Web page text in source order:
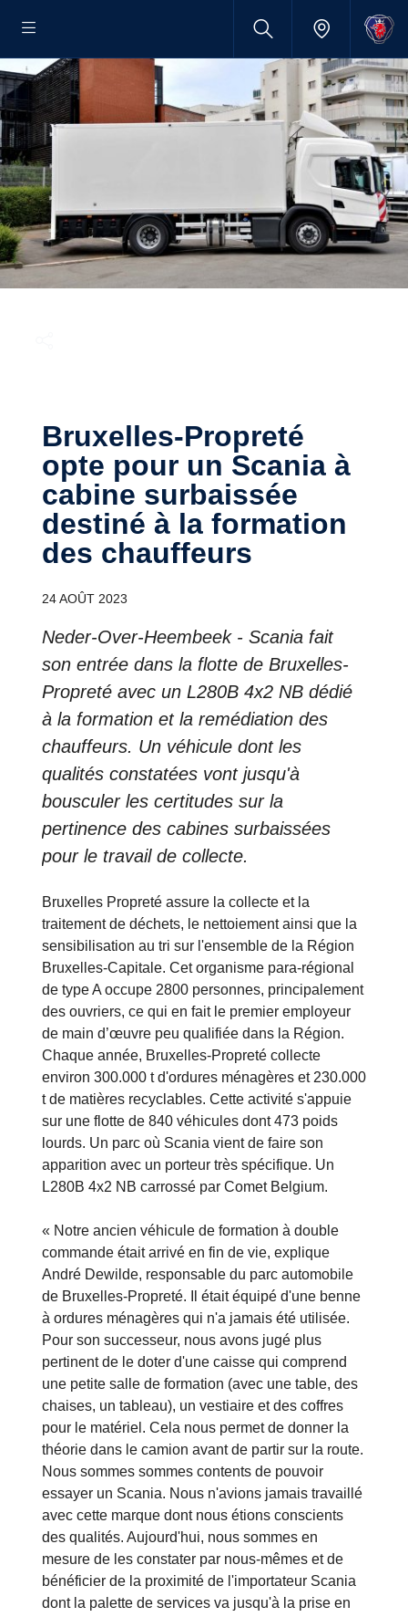
Bruxelles-Propreté
opte pour un Scania à
cabine surbaissée
destiné à la formation
des chauffeurs
24 AOÛT 2023
Neder-Over-Heembeek - Scania fait
son entrée dans la flotte de Bruxelles-
Propreté avec un L280B 4x2 NB dédié
à la formation et la remédiation des
chauffeurs. Un véhicule dont les
qualités constatées vont jusqu'à
bousculer les certitudes sur la
pertinence des cabines surbaissées
pour le travail de collecte.
Bruxelles Propreté assure la collecte et la
traitement de déchets, le nettoiement ainsi que la
sensibilisation au tri sur l'ensemble de la Région
Bruxelles-Capitale. Cet organisme para-régional
de type A occupe 2800 personnes, principalement
des ouvriers, ce qui en fait le premier employeur
de main d’œuvre peu qualifiée dans la Région.
Chaque année, Bruxelles-Propreté collecte
environ 300.000 t d'ordures ménagères et 230.000
t de matières recyclables. Cette activité s'appuie
sur une flotte de 840 véhicules dont 473 poids
lourds. Un parc où Scania vient de faire son
apparition avec un porteur très spécifique. Un
L280B 4x2 NB carrossé par Comet Belgium.
« Notre ancien véhicule de formation à double
commande était arrivé en fin de vie, explique
André Dewilde, responsable du parc automobile
de Bruxelles-Propreté. Il était équipé d'une benne
à ordures ménagères qui n'a jamais été utilisée.
Pour son successeur, nous avons jugé plus
pertinent de le doter d'une caisse qui comprend
une petite salle de formation (avec une table, des
chaises, un tableau), un vestiaire et des coffres
pour le matériel. Cela nous permet de donner la
théorie dans le camion avant de partir sur la route.
Nous sommes sommes contents de pouvoir
essayer un Scania. Nous n'avions jamais travaillé
avec cette marque dont nous étions conscients
des qualités. Aujourd'hui, nous sommes en
mesure de les constater par nous-mêmes et de
bénéficier de la proximité de l'importateur Scania
dont la palette de services va jusqu'à la prise en